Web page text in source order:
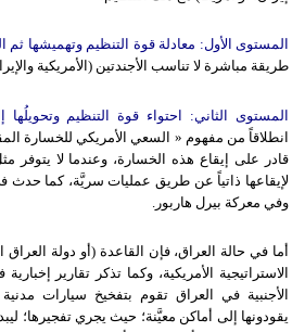
المستوى الأول: معادلة قوة التنظيم وتهميشها ثم
طريقة مباشرة لا تناسب الأجندتين (الأمريكية
المستوى الثاني: احتواء قوة التنظيم وتحويلُها
انطلاقاً من مفهوم « السعي الأمريكي للخسارة
قادر على إيقاع هذه الخسارة، وعندما لا يتوفر
لإيقاعها ذاتياً عن طريق عمليات سريَّة، كما حدث في
وفي معركة بيرل هاربور.
أما في حالة العراق، فإن القاعدة (أو دولة العراق
الاستراتيجية الأمريكية، وكما تذكر تقارير
الأجنبية في العراق تقوم بتفخيخ سيارات
يقودونها إلى أماكن معيَّنة؛ حيث يجري تفجيرها؛